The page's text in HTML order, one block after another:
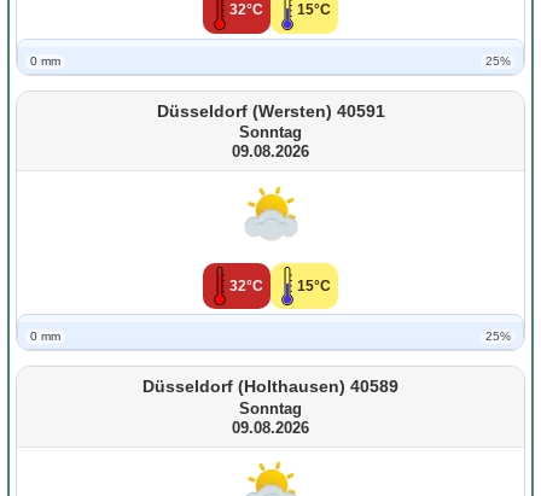
32°C 15°C
0 mm 25%
Düsseldorf (Wersten) 40591
Sonntag
09.08.2026
32°C 15°C
0 mm 25%
Düsseldorf (Holthausen) 40589
Sonntag
09.08.2026